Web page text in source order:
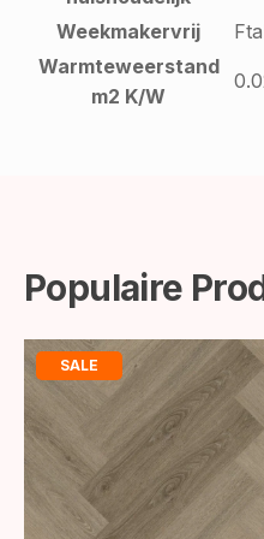
Weekmakervrij
Warmteweerstand
m2 K/W
Populaire
SALE